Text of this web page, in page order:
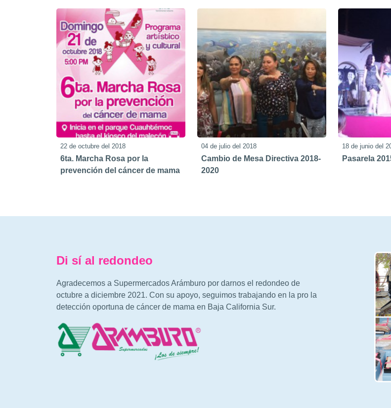
22 de octubre del 2018
6ta. Marcha Rosa por la
prevención del cáncer de mama
04 de julio del 2018
Cambio de Mesa Directiva 2018-
2020
18 de junio del
Pasarela
Di sí al redondeo
Agradecemos a Supermercados Arámburo por darnos el redondeo de
octubre a diciembre 2021. Con su apoyo, seguimos trabajando en la pro la
detección oportuna de cáncer de mama en Baja California Sur.